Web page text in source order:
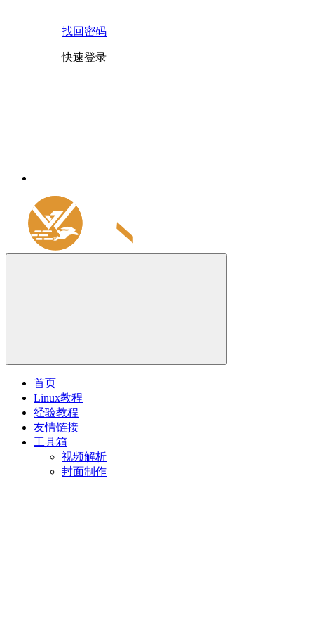
找回密码
快速登录
首页
Linux教程
经验教程
友情链接
工具箱
视频解析
封面制作